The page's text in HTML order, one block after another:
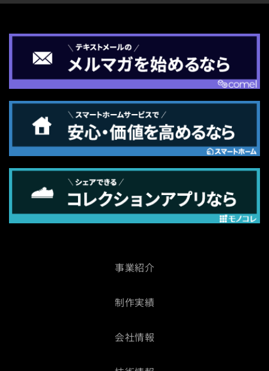
事業紹介
制作実績
会社情報